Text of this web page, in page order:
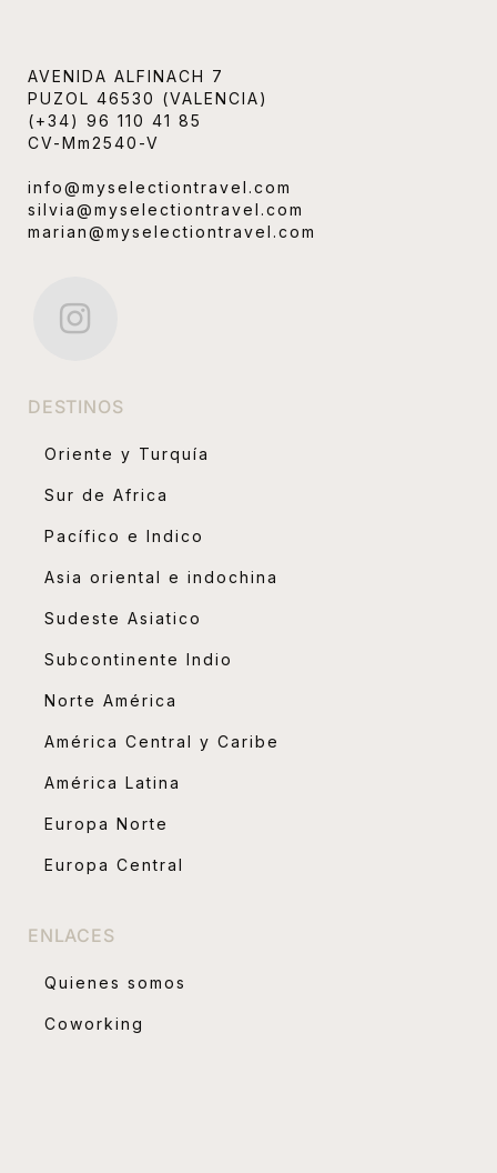
AVENIDA ALFINACH 7
PUZOL 46530 (VALENCIA)
(+34) 96 110 41 85
CV-Mm2540-V
info@myselectiontravel.com
silvia@myselectiontravel.com
marian@myselectiontravel.com
DESTINOS
Oriente y Turquía
Sur de Africa
Pacífico e Indico
Asia oriental e indochina
Sudeste Asiatico
Subcontinente Indio
Norte América
América Central y Caribe
América Latina
Europa Norte
Europa Central
ENLACES
Quienes somos
Coworking